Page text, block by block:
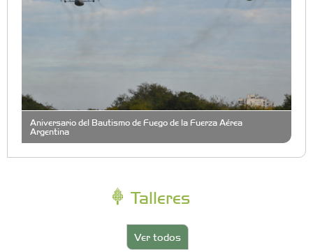
Aniversario del Bautismo de Fuego de la Fuerza Aérea
Argentina
Talleres
Ver todos